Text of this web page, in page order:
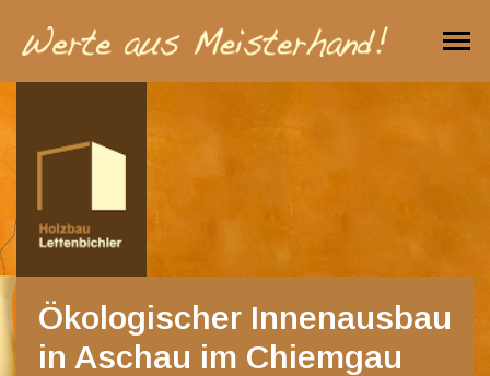
Ökologischer Innenausbau
in Aschau im Chiemgau